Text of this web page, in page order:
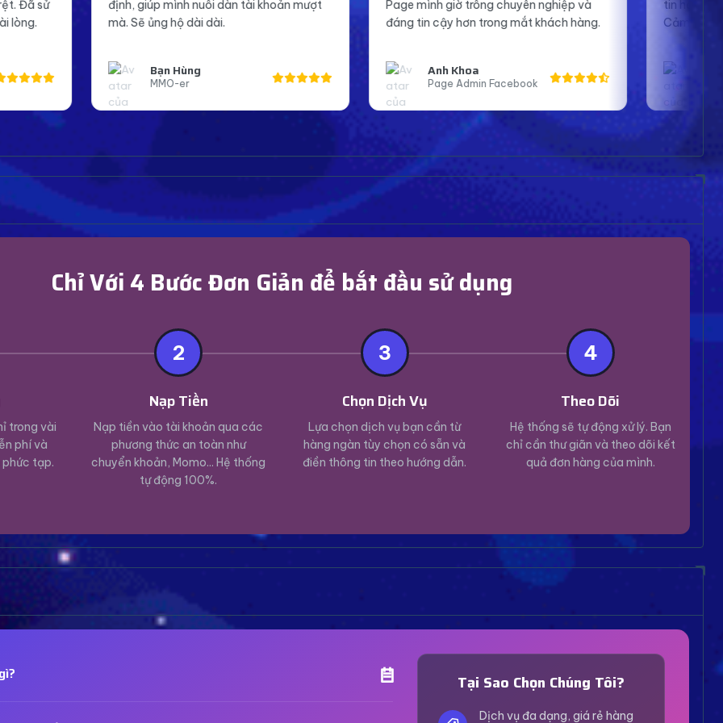
mình nuôi dàn tài khoản mượt
hộ dài dài.
Hùng
er
Page mình giờ trông chuyên nghiệp và
đáng tin cậy hơn trong mắt khách hàng.
Anh Khoa
Page Admin Facebook
tin hơn khi lên sóng và tương tác với fan.
Cảm ơn shop nhiều.
Bạn An
Streamer Bigo
Chỉ Với 4 Bước Đơn Giản để bắt đầu sử dụng
trong vài
phí và
tạp.
2
Nạp Tiền
Nạp tiền vào tài khoản qua các
phương thức an toàn như
chuyển khoản, Momo... Hệ thống
tự động 100%.
3
Chọn Dịch Vụ
Lựa chọn dịch vụ bạn cần từ
hàng ngàn tùy chọn có sẵn và
điền thông tin theo hướng dẫn.
4
Theo Dõi
Hệ thống sẽ tự động xử lý. Bạn
chỉ cần thư giãn và theo dõi kết
quả đơn hàng của mình.
Tại Sao Chọn Chúng Tôi?
Dịch vụ đa dạng, giá rẻ hàng
Trợ Lý Hỗ Trợ
Luôn sẵn sàng giải đáp thắc mắc
Vui lòng chọn phương thức hỗ trợ phù hợp với nhu
cầu của bạn.